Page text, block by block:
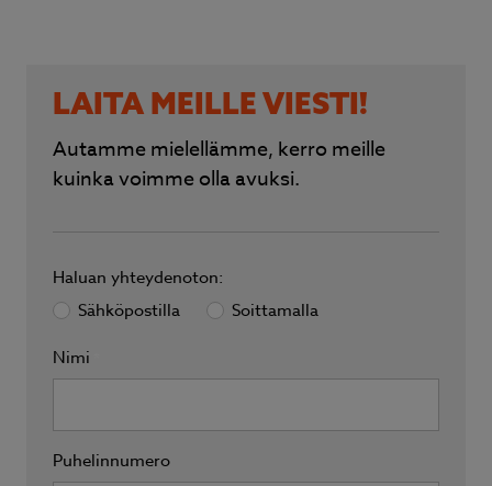
LAITA MEILLE VIESTI!
Autamme mielellämme, kerro meille
kuinka voimme olla avuksi.
Haluan yhteydenoton:
Sähköpostilla
Soittamalla
Nimi
Puhelinnumero